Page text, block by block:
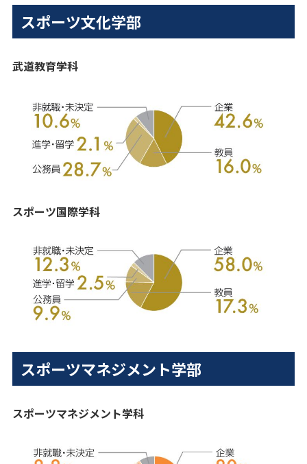
スポーツ文化学部
武道教育学科
スポーツ国際学科
スポーツマネジメント学部
スポーツマネジメント学科